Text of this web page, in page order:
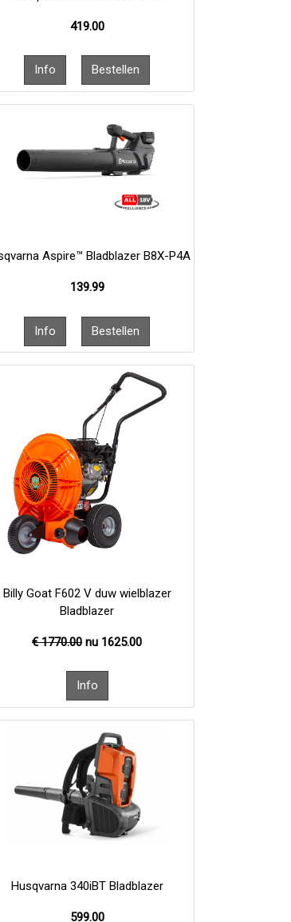
419.00
Aspire™ Bladblazer B8X-P4A
139.99
Billy Goat F602 V duw wielblazer
Bladblazer
€ 1770.00nu 1625.00
Husqvarna 340iBT Bladblazer
599.00